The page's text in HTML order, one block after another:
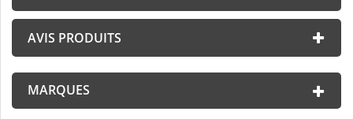
AVIS PRODUITS
MARQUES